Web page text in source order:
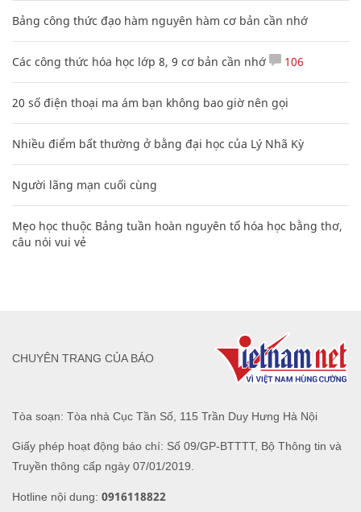
Bảng công thức đạo hàm nguyên hàm cơ bản cần nhớ
Các công thức hóa học lớp 8, 9 cơ bản cần nhớ 106
20 số điện thoại ma ám bạn không bao giờ nên gọi
Nhiều điểm bất thường ở bằng đại học của Lý Nhã Kỳ
Người lãng mạn cuối cùng
Mẹo học thuộc Bảng tuần hoàn nguyên tố hóa học bằng thơ,
câu nói vui vẻ
Tòa soạn: Tòa nhà Cục Tần Số, 115 Trần Duy Hưng Hà Nội
Giấy phép hoạt động báo chí: Số 09/GP-BTTTT, Bộ Thông tin và
Truyền thông cấp ngày 07/01/2019.
Hotline nội dung: 0916118822
CHUYÊN TRANG CỦA BÁO